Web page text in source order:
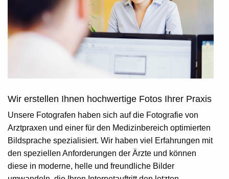
Wir erstellen Ihnen hochwertige Fotos Ihrer Praxis
Unsere Fotografen haben sich auf die Fotografie von
Arztpraxen und einer für den Medizinbereich optimierten
Bildsprache spezialisiert. Wir haben viel Erfahrungen mit
den speziellen Anforderungen der Ärzte und können
diese in moderne, helle und freundliche Bilder